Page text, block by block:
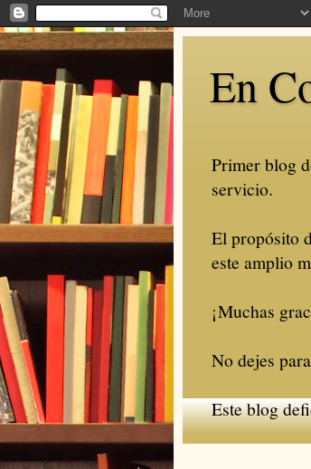
En
Primer blog
servicio.
El propósito
este amplio
¡Muchas
No dejes
Este blog